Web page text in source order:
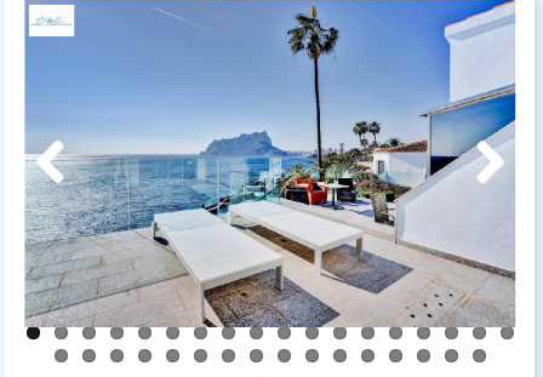
Nieuwbouw
Informatie
Referenties
Contact
Previous